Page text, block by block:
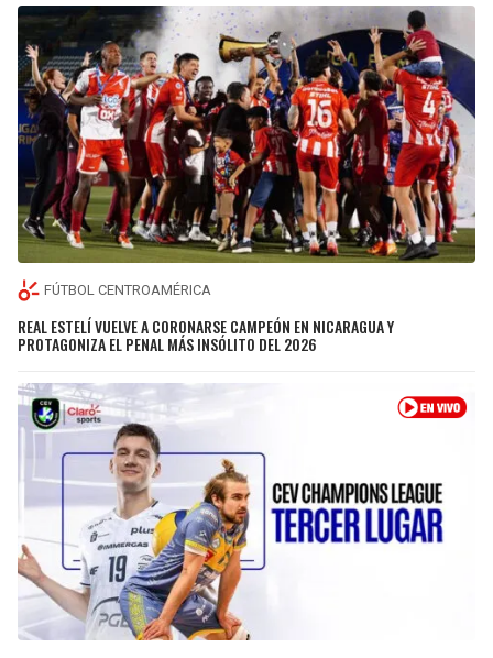
FÚTBOL CENTROAMÉRICA
REAL ESTELÍ VUELVE A CORONARSE CAMPEÓN EN NICARAGUA Y
PROTAGONIZA EL PENAL MÁS INSÓLITO DEL 2026